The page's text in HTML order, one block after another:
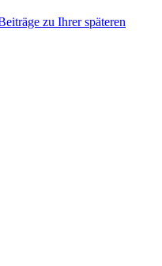
zu Ihrer späteren